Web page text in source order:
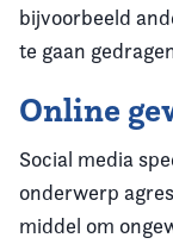
bijvoorbeeld
te gaan
Online
Social media
onderwerp
middel om